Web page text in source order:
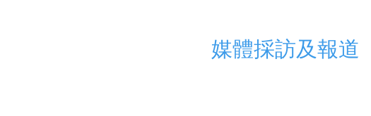
媒體採訪及報道